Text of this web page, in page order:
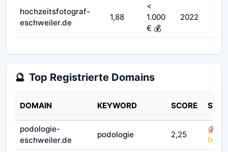
hochzeitsfotograf-
eschweiler.de
1,88
<
1.000
€ 💰
2022
🔮 Top Registrierte Domains
DOMAIN KEYWORD SCORE
podologie-
eschweiler.de
podologie 2,25